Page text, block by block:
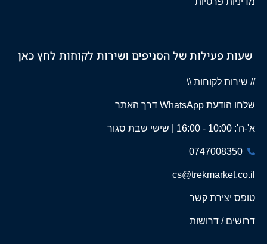
שעות פעילות של הסניפים ושירות לקוחות לחץ כאן
// שירות לקוחות \\
שלחו הודעת WhatsApp דרך האתר
א'-ה': 10:00 - 16:00 | שישי שבת סגור
0747008350
cs@trekmarket.co.il
טופס יצירת קשר
דרושים / דרושות